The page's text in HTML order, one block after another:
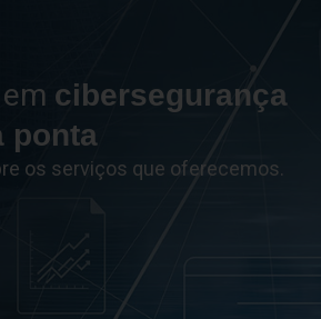
cibersegurança
ponta
os serviços que oferecemos.